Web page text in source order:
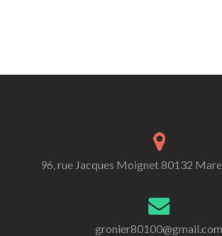
96, rue Jacques Moignet 80132
gronier80100@gmail.com